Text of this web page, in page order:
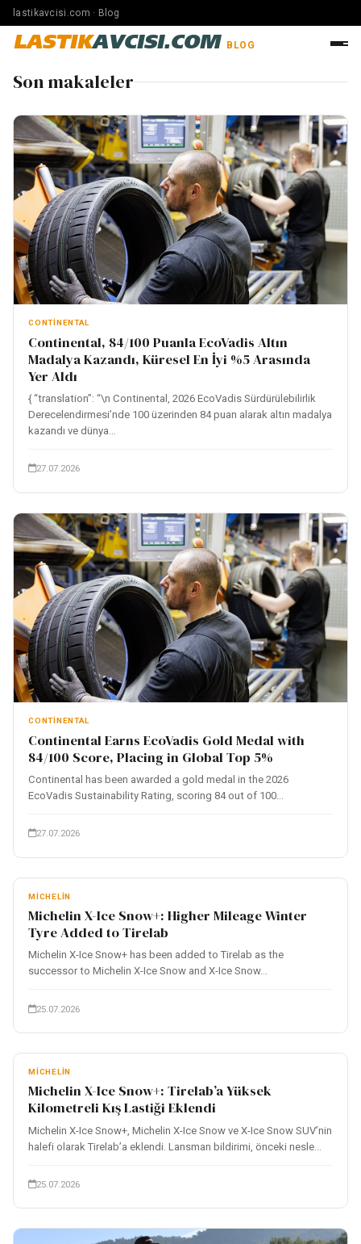
lastikavcisi.com · Blog
LASTIKAVCISI.COM BLOG
Son makaleler
CONTINENTAL
Continental, 84/100 Puanla EcoVadis Altın
Madalya Kazandı, Küresel En İyi %5 Arasında
Yer Aldı
{ “translation”: “\n Continental, 2026 EcoVadis Sürdürülebilirlik
Derecelendirmesi’nde 100 üzerinden 84 puan alarak altın madalya
kazandı ve dünya...
27.07.2026
CONTINENTAL
Continental Earns EcoVadis Gold Medal with
84/100 Score, Placing in Global Top 5%
Continental has been awarded a gold medal in the 2026
EcoVadis Sustainability Rating, scoring 84 out of 100...
27.07.2026
MICHELIN
Michelin X-Ice Snow+: Higher Mileage Winter
Tyre Added to Tirelab
Michelin X-Ice Snow+ has been added to Tirelab as the
successor to Michelin X-Ice Snow and X-Ice Snow...
25.07.2026
MICHELIN
Michelin X-Ice Snow+: Tirelab’a Yüksek
Kilometreli Kış Lastiği Eklendi
Michelin X-Ice Snow+, Michelin X-Ice Snow ve X-Ice Snow SUV’nin
halefi olarak Tirelab’a eklendi. Lansman bildirimi, önceki nesle...
25.07.2026